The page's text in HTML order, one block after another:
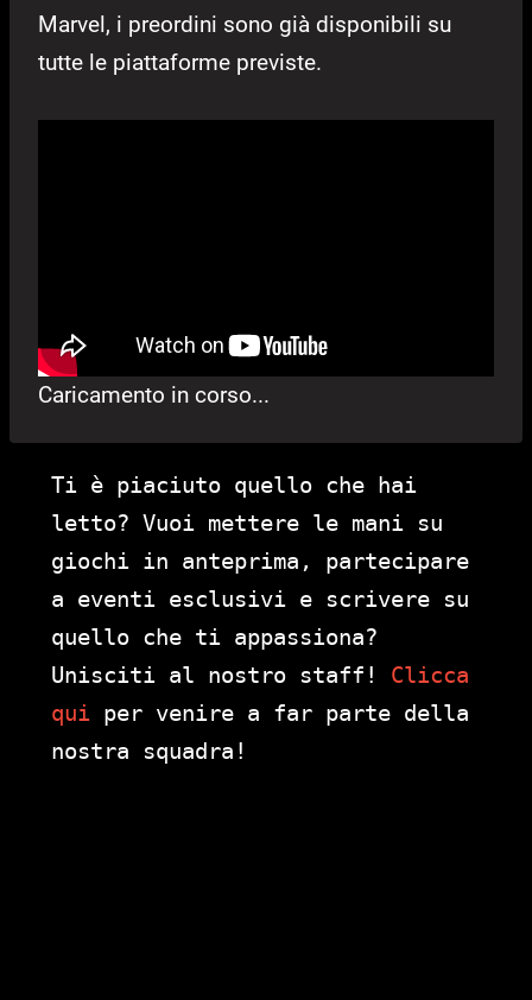
Marvel, i preordini sono già disponibili su
tutte le piattaforme previste.
Caricamento in corso...
Ti è piaciuto quello che hai
letto? Vuoi mettere le mani su
giochi in anteprima, partecipare
a eventi esclusivi e scrivere su
quello che ti appassiona?
Unisciti al nostro staff! Clicca
qui per venire a far parte della
nostra squadra!